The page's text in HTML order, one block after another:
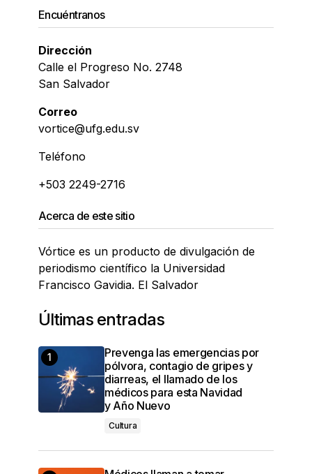
Encuéntranos
Dirección
Calle el Progreso No. 2748
San Salvador
Correo
vortice@ufg.edu.sv
Teléfono
+503 2249-2716
Acerca de este sitio
Vórtice es un producto de divulgación de
periodismo científico la Universidad
Francisco Gavidia. El Salvador
Últimas entradas
Prevenga las emergencias por
pólvora, contagio de gripes y
diarreas, el llamado de los
médicos para esta Navidad
y Año Nuevo
Cultura